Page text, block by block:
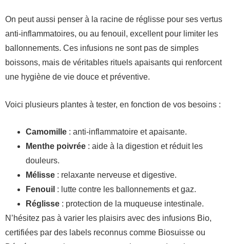
On peut aussi penser à la racine de réglisse pour ses vertus
anti-inflammatoires, ou au fenouil, excellent pour limiter les
ballonnements. Ces infusions ne sont pas de simples
boissons, mais de véritables rituels apaisants qui renforcent
une hygiène de vie douce et préventive.
Voici plusieurs plantes à tester, en fonction de vos besoins :
Camomille : anti-inflammatoire et apaisante.
Menthe poivrée : aide à la digestion et réduit les
douleurs.
Mélisse : relaxante nerveuse et digestive.
Fenouil : lutte contre les ballonnements et gaz.
Réglisse : protection de la muqueuse intestinale.
N’hésitez pas à varier les plaisirs avec des infusions Bio,
certifiées par des labels reconnus comme Biosuisse ou